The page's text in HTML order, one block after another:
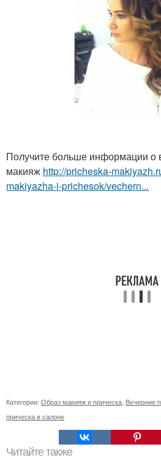
Получите больше информации о
макияж http://pricheska-
makiyazha-i-prichesok/vechern...
Категории: Образ макияж и прическа Вечерние
прическа в салоне
Читайте также